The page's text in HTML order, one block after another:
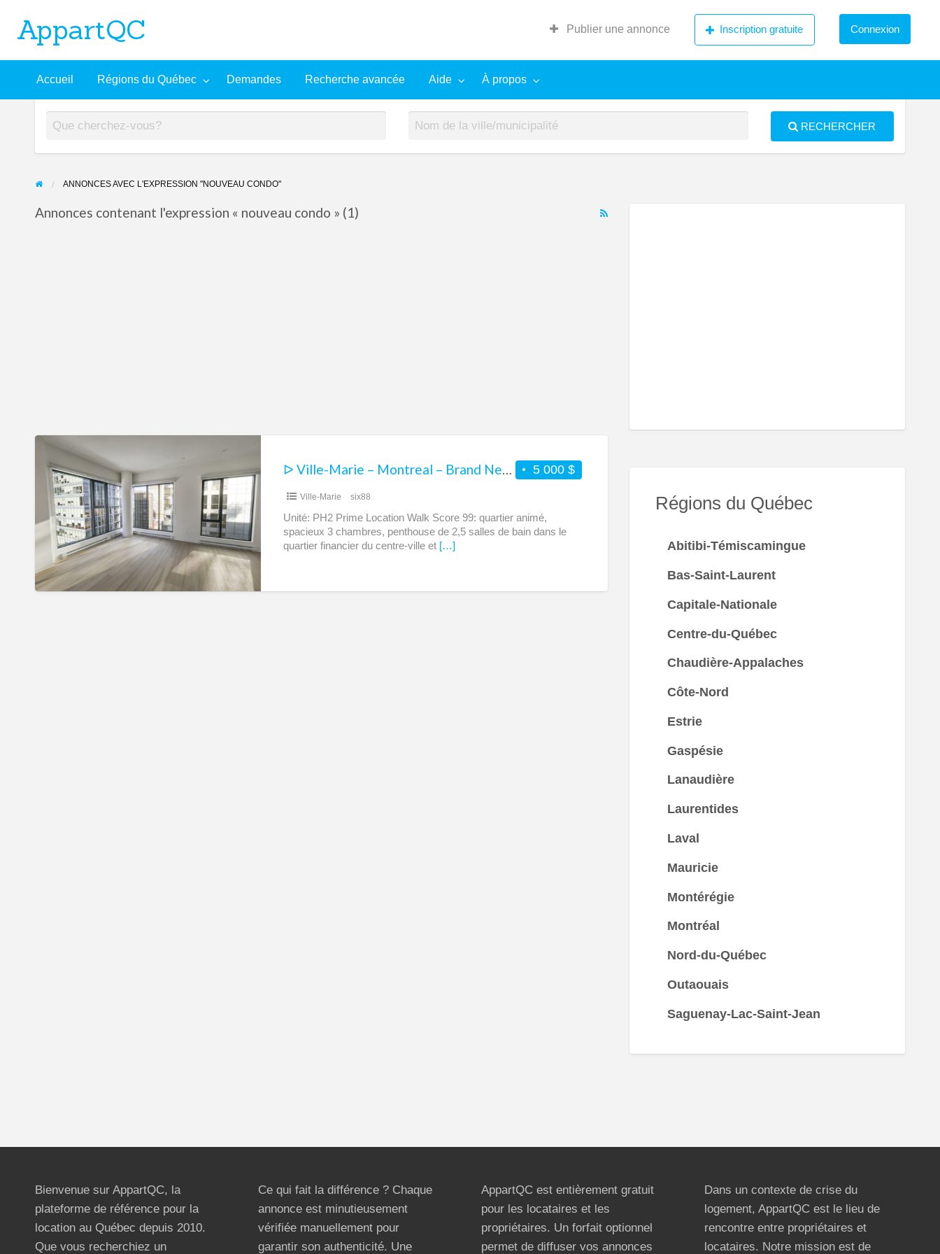
Recherche
Aide
À
AppartQC Publier une annonce Inscription gratuite Connexion
Accueil Régions du Québec Demandes Recherche avancée Aide À propos
RECHERCHER
ANNONCES AVEC L'EXPRESSION "NOUVEAU CONDO"
RSS
Annonces contenant l'expression « nouveau condo » (1)
Ville-
Marie
Montreal
–
Brand
New
Penthouse
5 000 $
ᐅ Ville-Marie – Montreal – Brand New Penthouse 3 Bed+2.5 Bath Downtown – Skyline View
Ville-Marie six88
Unité: PH2 Prime Location Walk Score 99: quartier animé,
spacieux 3 chambres, penthouse de 2,5 salles de bain dans le
quartier financier du centre-ville et […]
Régions du Québec
Abitibi-Témiscamingue
Bas-Saint-Laurent
Capitale-Nationale
Centre-du-Québec
Chaudière-Appalaches
Côte-Nord
Estrie
Gaspésie
Lanaudière
Laurentides
Laval
Mauricie
Montérégie
Montréal
Nord-du-Québec
Outaouais
Saguenay-Lac-Saint-Jean
Bienvenue sur AppartQC, la
plateforme de référence pour la
location au Québec depuis 2010.
Que vous recherchiez un
Ce qui fait la différence ? Chaque
annonce est minutieusement
vérifiée manuellement pour
garantir son authenticité. Une
AppartQC est entièrement gratuit
pour les locataires et les
propriétaires. Un forfait optionnel
permet de diffuser vos annonces
Dans un contexte de crise du
logement, AppartQC est le lieu de
rencontre entre propriétaires et
locataires. Notre mission est de